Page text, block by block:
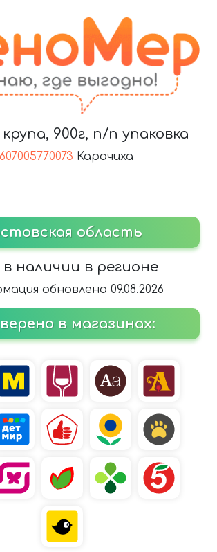
900г, п/п упаковка
Карачиха
область
наличии в регионе
обновлена 09.08.2026
в магазинах: